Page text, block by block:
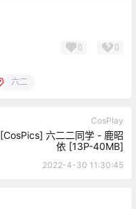
0 0
六二
CosPlay
[CosPics] 六二二同学 - 鹿昭
依 [13P-40MB]
2022-4-30 11:30:45